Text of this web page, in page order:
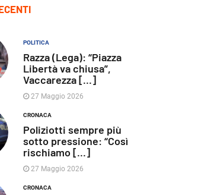
POLITICA
Razza (Lega): “Piazza
Libertà va chiusa”,
Vaccarezza [...]
27 Maggio 2026
CRONACA
Poliziotti sempre più
sotto pressione: “Così
rischiamo [...]
27 Maggio 2026
CRONACA